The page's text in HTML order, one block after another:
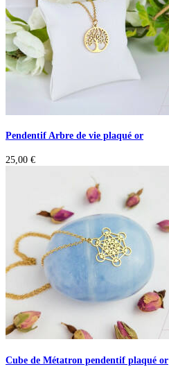
Pendentif Arbre de vie plaqué or
25,00 €
Cube de Métatron pendentif plaqué or